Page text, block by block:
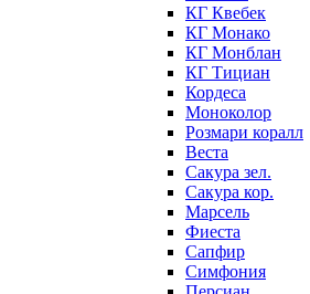
КГ Квебек
КГ Монако
КГ Монблан
КГ Тициан
Кордеса
Моноколор
Розмари коралл
Веста
Сакура зел.
Сакура кор.
Марсель
Фиеста
Сапфир
Симфония